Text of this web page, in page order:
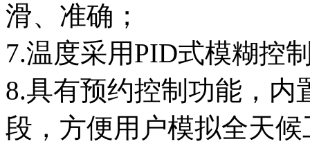
滑、准确；
7.温度采用PID式模糊控
8.具有预约控制功能，内
段，方便用户模拟全天候